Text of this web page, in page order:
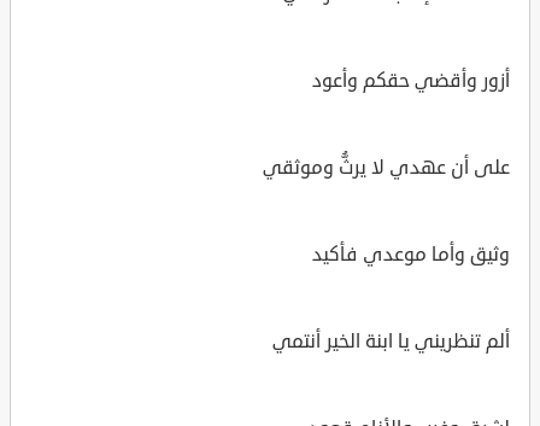
أزور وأقضي حقكم وأعود
على أن عهدي لا يرثُّ وموثقي
وثيق وأما موعدي فأكيد
ألم تنظريني يا ابنة الخير أنتمي